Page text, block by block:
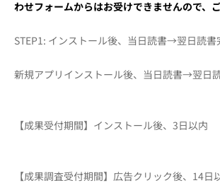
わせフォームからはお受けできませんので、
STEP1: インストール後、当日読書→翌日読
新規アプリインストール後、当日読書→翌日
【成果受付期間】インストール後、3日以内
【成果調査受付期間】広告クリック後、14日